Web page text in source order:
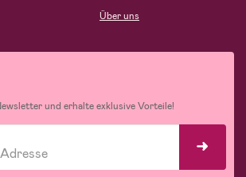
Über uns
und erhalte exklusive Vorteile!